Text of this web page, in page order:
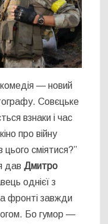
комедія — новий
Совєцьке
взнаки і час
про війну
сміятися?”
давДмитро
однієї з
фронті завжди
Бо гумор —